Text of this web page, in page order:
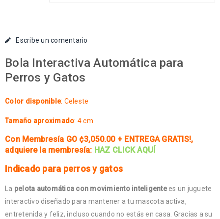
Escribe un comentario
Bola Interactiva Automática para
Perros y Gatos
Color disponible: Celeste
Tamaño aproximado: 4 cm
Con Membresía GO ¢3,050.00 + ENTREGA GRATIS!,
adquiere la membresía: HAZ CLICK AQUÍ
Indicado para perros y gatos
La pelota automática con movimiento inteligentees un juguete
interactivo diseñado para mantener a tu mascota activa,
entretenida y feliz, incluso cuando no estás en casa. Gracias a su